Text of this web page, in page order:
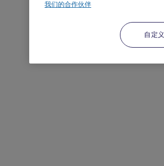
我们的合作伙伴
自定义